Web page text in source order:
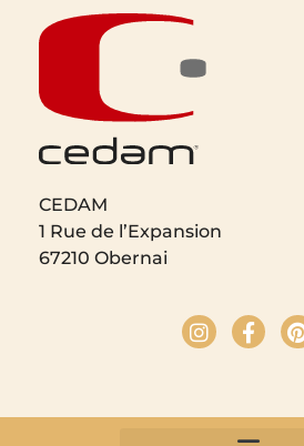
CEDAM
1 Rue de l’Expansion
67210 Obernai